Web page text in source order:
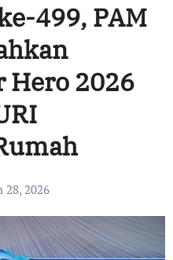
499, PAM
Hero 2026
28, 2026